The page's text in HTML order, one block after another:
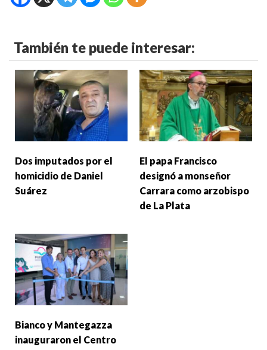
También te puede interesar:
Dos imputados por el
homicidio de Daniel
Suárez
El papa Francisco
designó a monseñor
Carrara como arzobispo
de La Plata
Bianco y Mantegazza
inauguraron el Centro